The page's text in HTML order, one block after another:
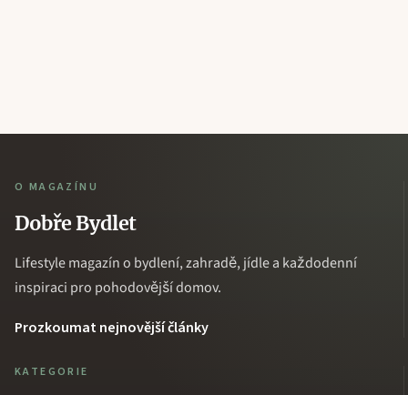
O MAGAZÍNU
Dobře Bydlet
Lifestyle magazín o bydlení, zahradě, jídle a každodenní
inspiraci pro pohodovější domov.
Prozkoumat nejnovější články
KATEGORIE